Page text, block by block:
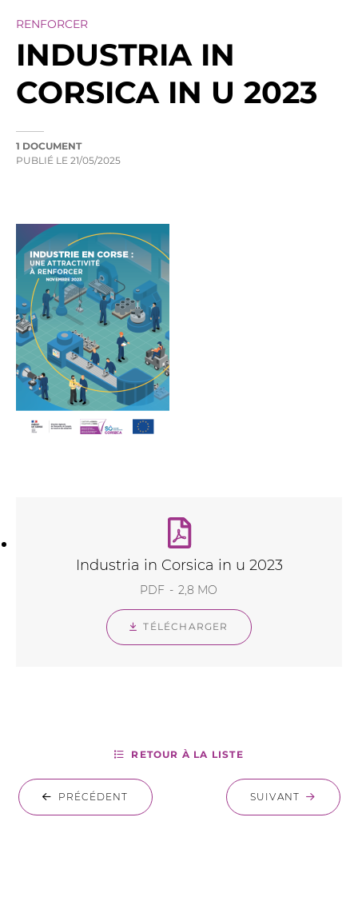
RENFORCER
INDUSTRIA IN
CORSICA IN U 2023
1 DOCUMENT
PUBLIÉ LE 21/05/2025
Industria in Corsica in u 2023
PDF 2,8 MO
TÉLÉCHARGER
PRÉCÉDENT
RETOUR À LA LISTE
SUIVANT